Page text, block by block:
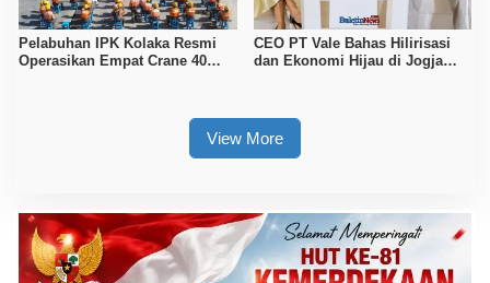
Pelabuhan IPK Kolaka Resmi
Operasikan Empat Crane 40
CEO PT Vale Bahas Hilirisasi
dan Ekonomi Hijau di Jogja
View More